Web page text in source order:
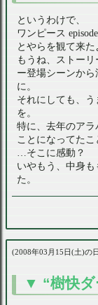
というわけで、
ワンピース
とやらを観て来た
もうね、ストー
ー登場シーンか
に。
それにしても、
を。
特に、去年のア
ことになってたこ
…そこに感動？
いやもう、中身
た。
2008年03月15日(土)の
“樹快ダ